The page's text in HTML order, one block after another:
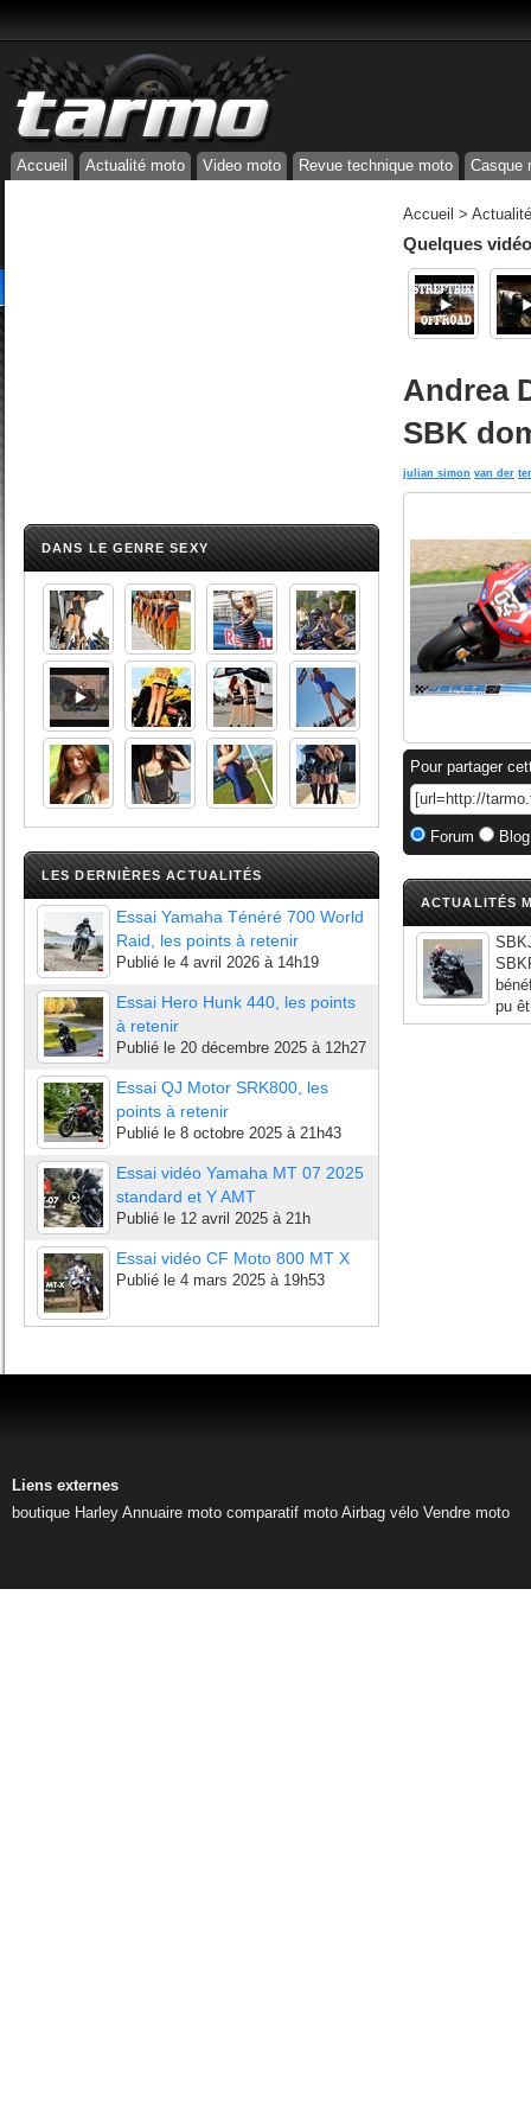
Accueil Actualité moto Video moto Revue technique moto Casque
DANS LE GENRE SEXY
LES DERNIÈRES ACTUALITÉS
Essai Yamaha Ténéré 700 World
Raid, les points à retenir
Publié le 4 avril 2026 à 14h19
Essai Hero Hunk 440, les points
à retenir
Publié le 20 décembre 2025 à 12h27
Essai QJ Motor SRK800, les
points à retenir
Publié le 8 octobre 2025 à 21h43
Essai vidéo Yamaha MT 07 2025
standard et Y AMT
Publié le 12 avril 2025 à 21h
Essai vidéo CF Moto 800 MT X
Publié le 4 mars 2025 à 19h53
Accueil >
Quelques
Andrea
SBK
julian simon van der
Pour partager
Forum
ACTUALITÉS
pu
Liens externes
boutique Harley Annuaire moto comparatif moto Airbag vélo Vendre moto